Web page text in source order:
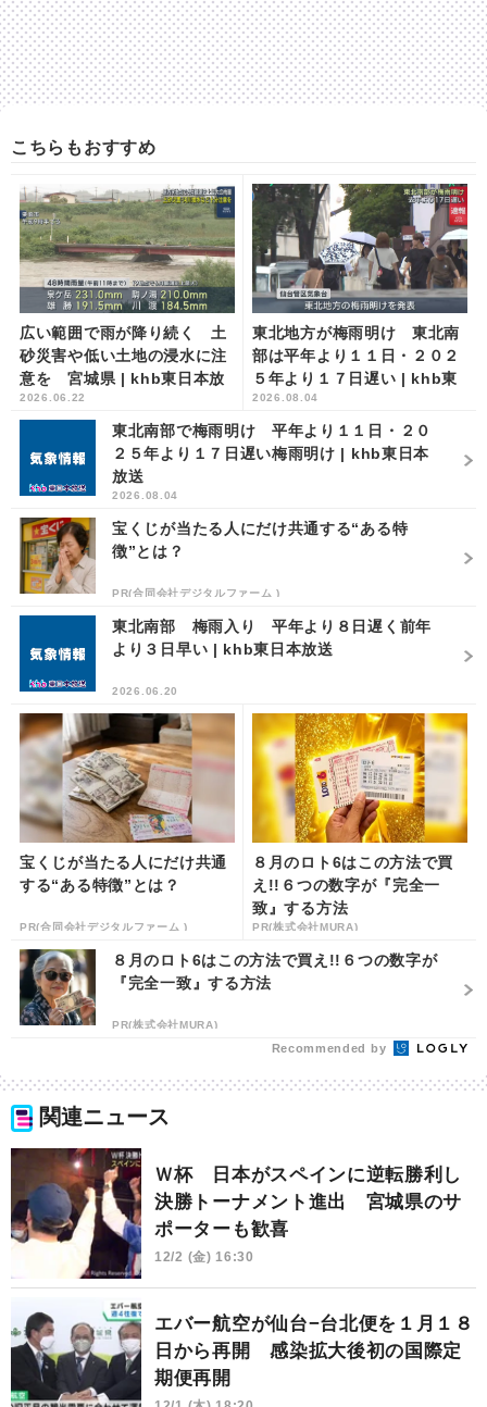
こちらもおすすめ
広い範囲で雨が降り続く 土
砂災害や低い土地の浸水に注
意を 宮城県 | khb東日本放
送
2026.06.22
東北地方が梅雨明け 東北南
部は平年より１１日・２０２
５年より１７日遅い | khb東
日本放送
2026.08.04
東北南部で梅雨明け 平年より１１日・２０
２５年より１７日遅い梅雨明け | khb東日本
放送
2026.08.04
宝くじが当たる人にだけ共通する“ある特
徴”とは？
PR(合同会社デジタルファーム )
東北南部 梅雨入り 平年より８日遅く前年
より３日早い | khb東日本放送
2026.06.20
宝くじが当たる人にだけ共通
する“ある特徴”とは？
PR(合同会社デジタルファーム )
８月のロト6はこの方法で買
え!!６つの数字が『完全一
致』する方法
PR(株式会社MURA)
８月のロト6はこの方法で買え!!６つの数字が
『完全一致』する方法
PR(株式会社MURA)
Recommended by
関連ニュース
Ｗ杯 日本がスペインに逆転勝利し
決勝トーナメント進出 宮城県のサ
ポーターも歓喜
12/2 (金) 16:30
エバー航空が仙台−台北便を１月１８
日から再開 感染拡大後初の国際定
期便再開